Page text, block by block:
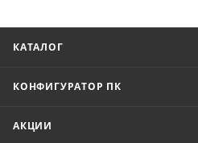
КАТАЛОГ
КОНФИГУРАТОР ПК
АКЦИИ